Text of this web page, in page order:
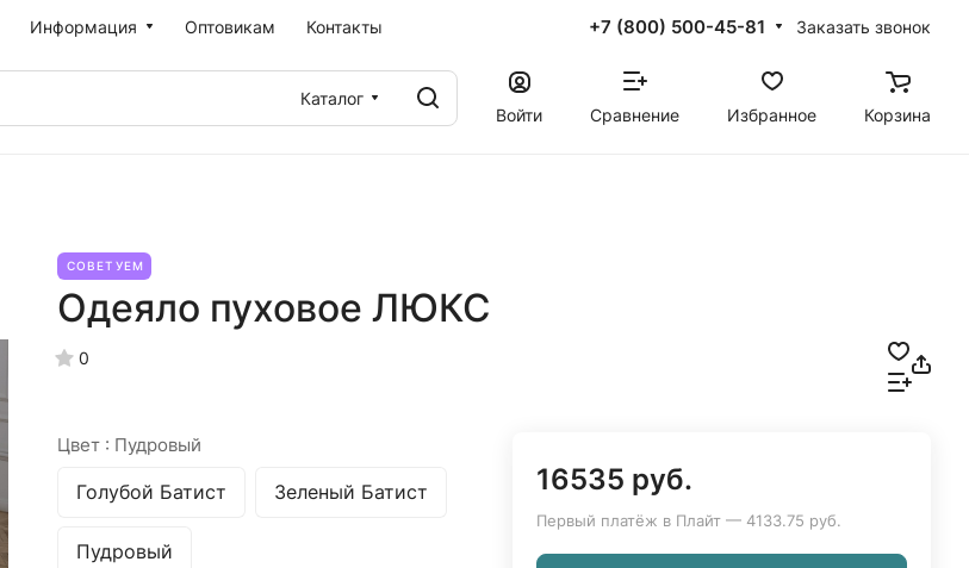
Информация Оптовикам Контакты +7 (800) 500-45-81 Заказать звонок
Каталог
Войти
Сравнение Избранное Корзина
СОВЕТУЕМ
Одеяло пуховое ЛЮКС
0
Цвет : Пудровый
Голубой Батист Зеленый Батист
Пудровый
16535 руб.
Первый платёж в Плайт — 4133.75 руб.